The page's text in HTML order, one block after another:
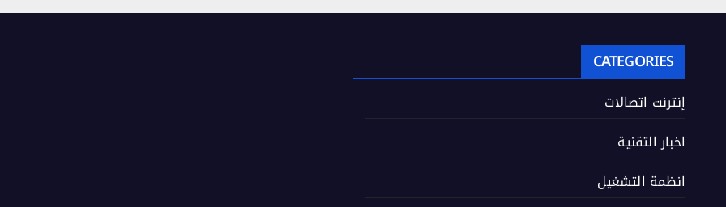
CATEGORIES
إنترنت اتصالات
اخبار التقنية
انظمة التشغيل